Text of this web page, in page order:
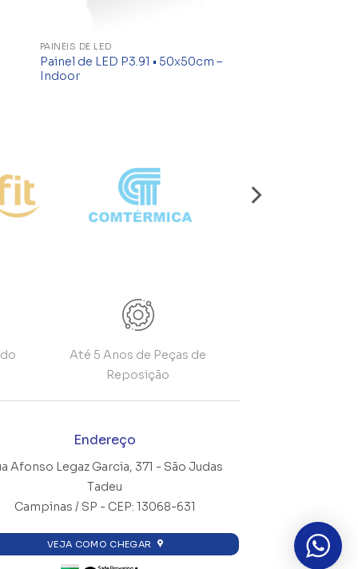
PAINÉIS DE LED
Painel de LED P3.91 • 50x50cm –
Indoor
Até 5 Anos de Peças de
Reposição
Endereço
Afonso Legaz Garcia, 371 - São Judas
Tadeu
Campinas / SP - CEP: 13068-631
VEJA COMO CHEGAR